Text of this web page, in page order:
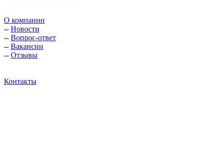
О компании
-- Новости
-- Вопрос-ответ
-- Вакансии
-- Отзывы
Контакты